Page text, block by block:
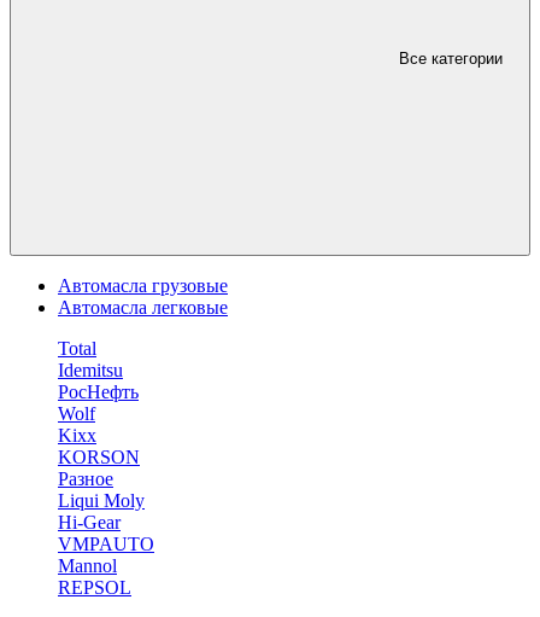
Все категории
Автомасла грузовые
Автомасла легковые
Total
Idemitsu
РосНефть
Wolf
Kixx
KORSON
Разное
Liqui Moly
Hi-Gear
VMPAUTO
Mannol
REPSOL